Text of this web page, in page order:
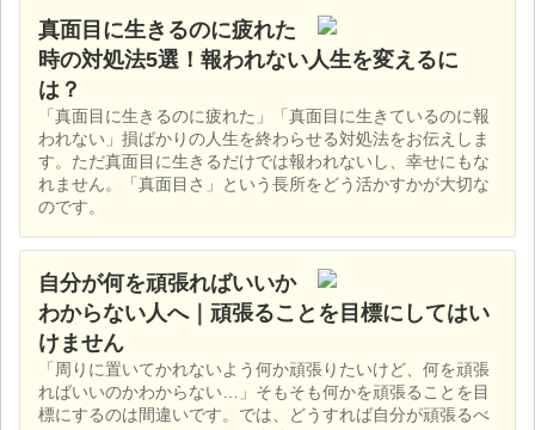
真面目に生きるのに疲れた
時の対処法5選！報われない人生を変えるに
は？
「真面目に生きるのに疲れた」「真面目に生きているのに報
われない」損ばかりの人生を終わらせる対処法をお伝えしま
す。ただ真面目に生きるだけでは報われないし、幸せにもな
れません。「真面目さ」という長所をどう活かすかが大切な
のです。
自分が何を頑張ればいいか
わからない人へ｜頑張ることを目標にしてはい
けません
「周りに置いてかれないよう何か頑張りたいけど、何を頑張
ればいいのかわからない…」そもそも何かを頑張ることを目
標にするのは間違いです。では、どうすれば自分が頑張るべ